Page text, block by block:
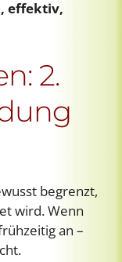
effektiv,
2.
begrenzt,
wird. Wenn
an –